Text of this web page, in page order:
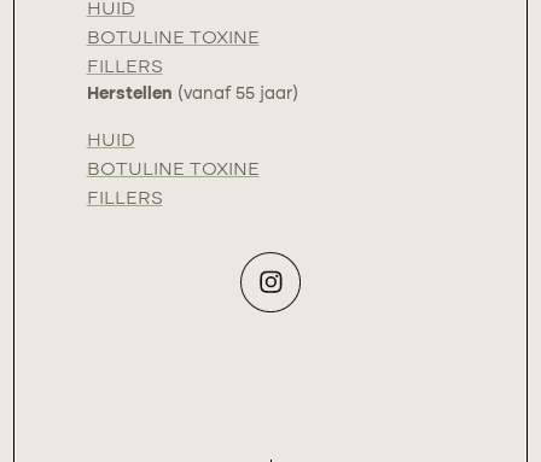
HUID
BOTULINE TOXINE
FILLERS
Herstellen (vanaf 55 jaar)
HUID
BOTULINE TOXINE
FILLERS